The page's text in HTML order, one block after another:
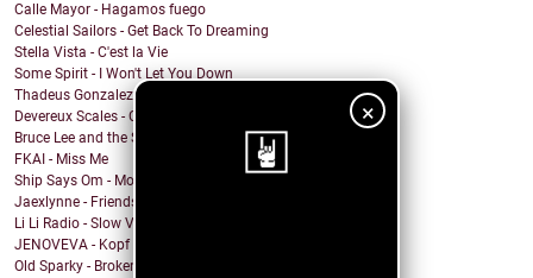
×
Calle Mayor - Hagamos fuego
Celestial Sailors - Get Back To Dreaming
Stella Vista - C'est la Vie
Some Spirit - I Won't Let You Down
Thadeus Gonzalez - Every Heart Beats
Devereux Scales - Close Your Eyes and Sing!
Bruce Lee and the Streetfighters - Lost Your Head
FKAI - Miss Me
Ship Says Om - Mother Director
Jaexlynne - Friends Like You
Li Li Radio - Slow View
JENOVEVA - Kopf auf
Old Sparky - Broken City Blues